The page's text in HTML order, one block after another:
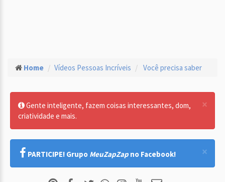
Home Vídeos Pessoas Incríveis Você precisa saber
×
Gente inteligente, fazem coisas interessantes, dom,
criatividade e mais.
×
PARTICIPE! Grupo MeuZapZap no Facebook!